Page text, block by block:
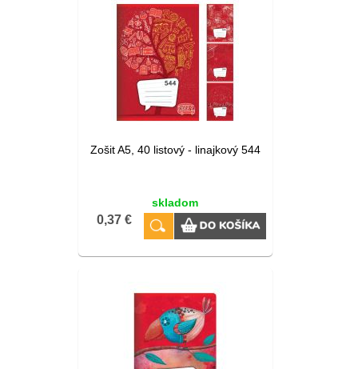
Zošit A5, 40 listový - linajkový 544
skladom
0,37 €